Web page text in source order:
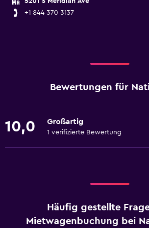
+1 844 370 3137
Bewertungen für
10,0 Großartig
1 verifizierte Bewertung
Häufig gestellte
Mietwagenbuchung bei